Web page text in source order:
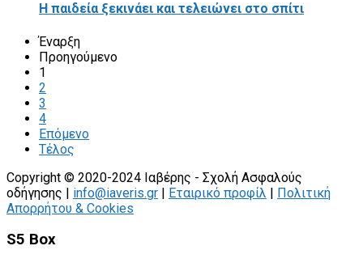
Η παιδεία ξεκινάει και τελειώνει στο σπίτι
Έναρξη
Προηγούμενο
1
2
3
4
Επόμενο
Τέλος
Copyright © 2020-2024 Ιαβέρης - Σχολή Ασφαλούς
οδήγησης | info@iaveris.gr | Εταιρικό προφίλ | Πολιτική
Απορρήτου & Cookies
S5 Box